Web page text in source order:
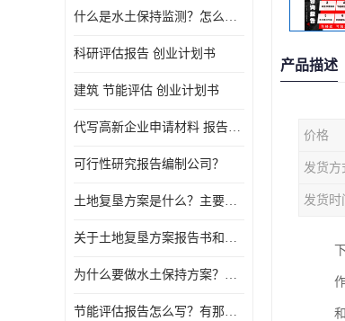
什么是水土保持监测？怎么做水土保持监测？
科研评估报告 创业计划书
建筑 节能评估 创业计划书
代写高新企业申请材料 报告公司
可行性研究报告编制公司？
土地复垦方案是什么？主要编制什么内容？
关于土地复垦方案报告书和报告表编制的问题？
为什么要做水土保持方案？需要验收水保方案吗？
节能评估报告怎么写？有那些要求？
产品描述
价格
发货方
发货时